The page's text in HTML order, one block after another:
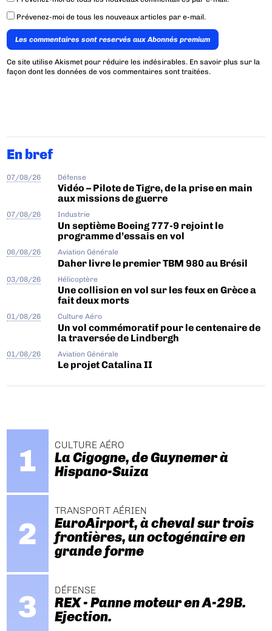
Prévenez-moi de tous les nouveaux articles par e-mail.
Les commentaires sont reservés aux Abonnés premium
Ce site utilise Akismet pour réduire les indésirables. En savoir plus sur la
façon dont les données de vos commentaires sont traitées.
En bref
07/08/26 Défense
Vidéo – Pilote de Tigre, de la prise en main
aux missions de guerre
07/08/26 Industrie
Un septième Boeing 777-9 rejoint le
programme d’essais en vol
06/08/26 Aviation Générale
Daher livre le premier TBM 980 au Brésil
03/08/26 Hélicoptère
Une collision en vol sur les feux en Grèce a
fait deux morts
01/08/26 Culture Aéro
Un vol commémoratif pour le centenaire de
la traversée de Lindbergh
01/08/26 Aviation Générale
Le projet Catalina II
CULTURE AÉRO
La Cigogne, de Guynemer à
Hispano-Suiza
TRANSPORT AÉRIEN
EuroAirport, à cheval sur trois
frontières, un octogénaire en
grande forme
DÉFENSE
REX - Panne moteur en A-29B.
Ejection.